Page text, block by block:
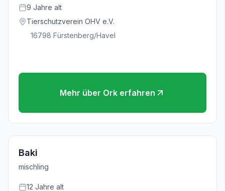
9 Jahre alt
Tierschutzverein OHV e.V.
16798 Fürstenberg/Havel
Mehr über Ork erfahren
Baki
mischling
12 Jahre alt